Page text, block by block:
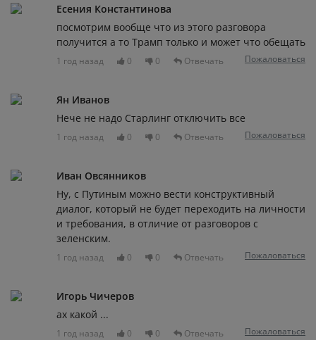
Есения Константинова
посмотрим вообще что из этого разговора
получится а то Трамп только и может что обещать
1 год назад 0 0 Отвечать Пожаловаться
Ян Иванов
Нече не надо Старлинг отключить все
1 год назад 0 0 Отвечать Пожаловаться
Иван Овсянников
Ну, с Путиным можно вести конструктивный
диалог, который не будет переходить на личности
и требования, в отличие от разговоров с
зеленским.
1 год назад 0 0 Отвечать Пожаловаться
Игорь Чичеров
ах какой ...
1 год назад 0 0 Отвечать Пожаловаться